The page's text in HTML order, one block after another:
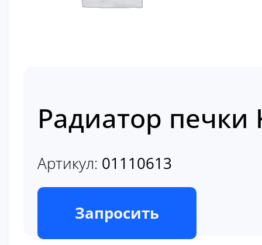
Радиатор печки
Артикул: 01110613
В наличии
Запросить